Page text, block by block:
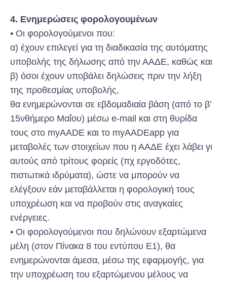
4. Ενημερώσεις φορολογουμένων
• Οι φορολογούμενοι που:
α) έχουν επιλεγεί για τη διαδικασία της αυτόματης
υποβολής της δήλωσης από την ΑΑΔΕ, καθώς και
β) όσοι έχουν υποβάλει δηλώσεις πριν την λήξη
της προθεσμίας υποβολής,
θα ενημερώνονται σε εβδομαδιαία βάση (από το β’
15νθήμερο Μαΐου) μέσω e-mail και στη θυρίδα
τους στο myAADE και το myAADEapp για
μεταβολές των στοιχείων που η ΑΑΔΕ έχει λάβει γι
αυτούς από τρίτους φορείς (πχ εργοδότες,
πιστωτικά ιδρύματα), ώστε να μπορούν να
ελέγξουν εάν μεταβάλλεται η φορολογική τους
υποχρέωση και να προβούν στις αναγκαίες
ενέργειες.
• Οι φορολογούμενοι που δηλώνουν εξαρτώμενα
μέλη (στον Πίνακα 8 του εντύπου Ε1), θα
ενημερώνονται άμεσα, μέσω της εφαρμογής, για
την υποχρέωση του εξαρτώμενου μέλους να